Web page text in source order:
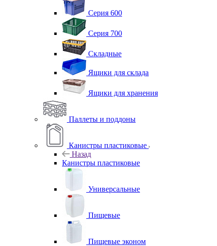
Серия 600
Серия 700
Складные
Ящики для склада
Ящики для хранения
Паллеты и поддоны
Канистры пластиковые
Назад
Канистры пластиковые
Универсальные
Пищевые
Пищевые эконом